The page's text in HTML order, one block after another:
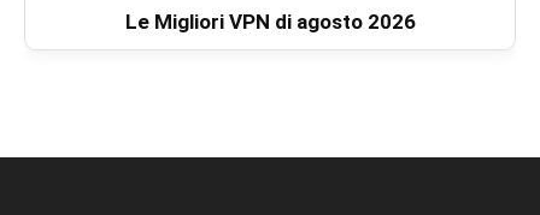
Le Migliori VPN di agosto 2026